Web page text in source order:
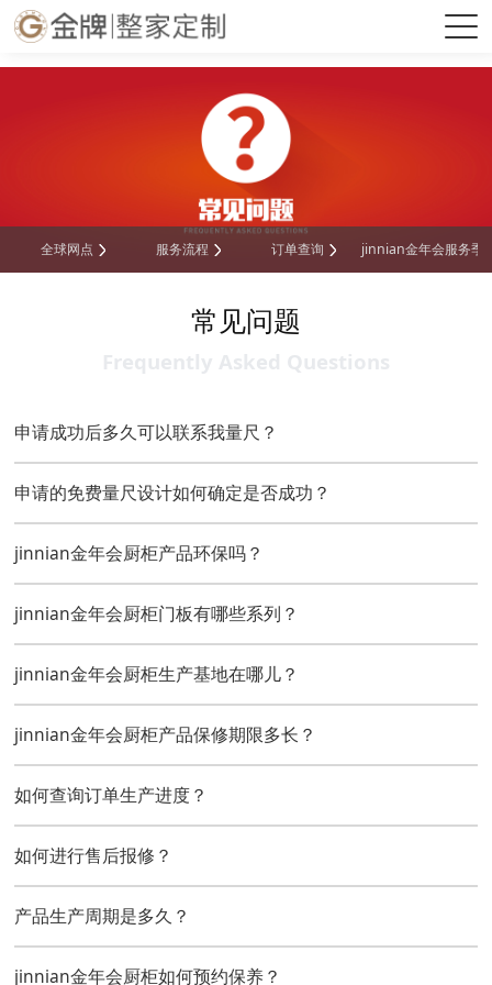
金年会|金年会·jinnian(金字招牌)诚信至上
全球网点 服务流程 订单查询 jinnian金年会服务季
常见问题
申请成功后多久可以联系我量尺？
申请的免费量尺设计如何确定是否成功？
jinnian金年会厨柜产品环保吗？
jinnian金年会厨柜门板有哪些系列？
jinnian金年会厨柜生产基地在哪儿？
jinnian金年会厨柜产品保修期限多长？
如何查询订单生产进度？
如何进行售后报修？
产品生产周期是多久？
jinnian金年会厨柜如何预约保养？